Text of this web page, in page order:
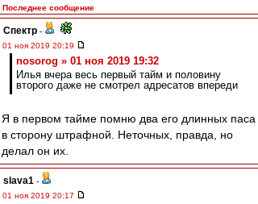
Последнее сообщение
Спектр -
01 ноя 2019 20:19
nosorog » 01 ноя 2019 19:32
Илья вчера весь первый тайм и половину
второго даже не смотрел адресатов впереди
Я в первом тайме помню два его длинных паса
в сторону штрафной. Неточных, правда, но
делал он их.
slava1 -
01 ноя 2019 20:17